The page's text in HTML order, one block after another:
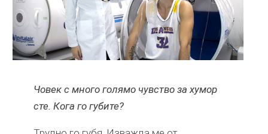
Човек с много голямо чувство за хумор
сте. Кога го губите?